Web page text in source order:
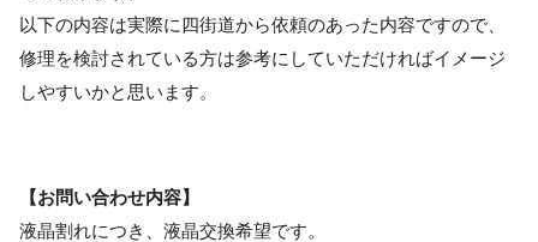
以下の内容は実際に四街道から依頼のあった内容ですので、
修理を検討されている方は参考にしていただければイメージ
しやすいかと思います。
【お問い合わせ内容】
液晶割れにつき、液晶交換希望です。